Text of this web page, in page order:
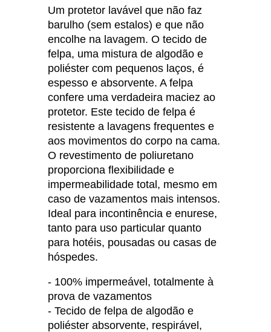
Um protetor lavável que não faz
barulho (sem estalos) e que não
encolhe na lavagem. O tecido de
felpa, uma mistura de algodão e
poliéster com pequenos laços, é
espesso e absorvente. A felpa
confere uma verdadeira maciez ao
protetor. Este tecido de felpa é
resistente a lavagens frequentes e
aos movimentos do corpo na cama.
O revestimento de poliuretano
proporciona flexibilidade e
impermeabilidade total, mesmo em
caso de vazamentos mais intensos.
Ideal para incontinência e enurese,
tanto para uso particular quanto
para hotéis, pousadas ou casas de
hóspedes.
- 100% impermeável, totalmente à
prova de vazamentos
- Tecido de felpa de algodão e
poliéster absorvente, respirável,